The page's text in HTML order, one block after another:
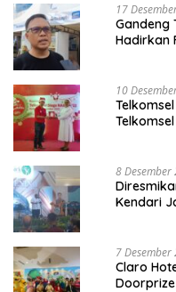
17
Gandeng
Hadirkan
10
8 Desember
Kendari
7 Desember
Claro
Doorprize